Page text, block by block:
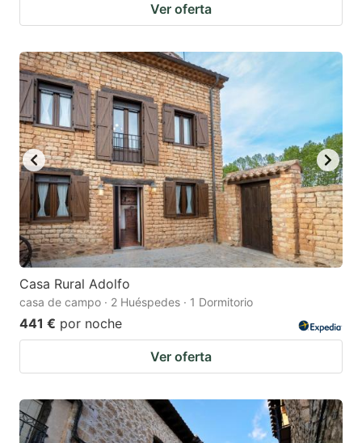
Ver oferta
Casa Rural Adolfo
casa de campo · 2 Huéspedes · 1 Dormitorio
441 € por noche
Ver oferta